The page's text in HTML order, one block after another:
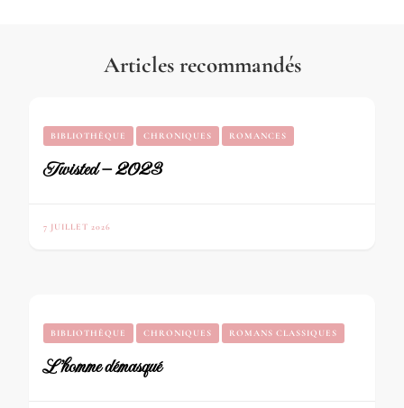
Articles recommandés
BIBLIOTHÈQUE CHRONIQUES ROMANCES
Twisted – 2023
7 JUILLET 2026
BIBLIOTHÈQUE CHRONIQUES ROMANS CLASSIQUES
L’homme démasqué